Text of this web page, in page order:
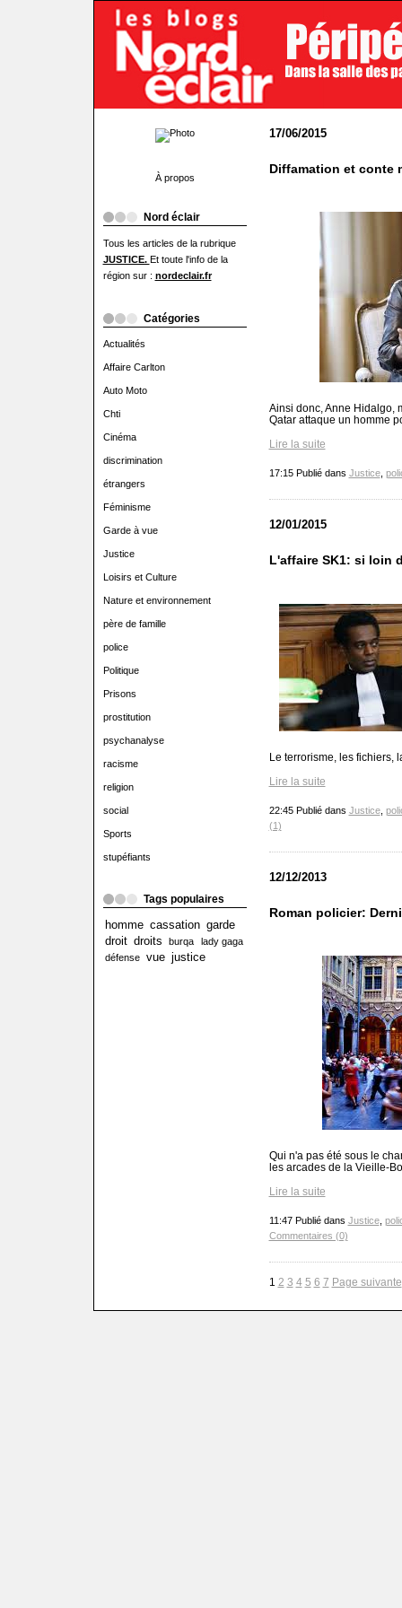
À propos
Nord éclair
Tous les articles de la rubrique
JUSTICE. Et toute l'info de la
région sur : nordeclair.fr
Catégories
Actualités
Affaire Carlton
Auto Moto
Chti
Cinéma
discrimination
étrangers
Féminisme
Garde à vue
Justice
Loisirs et Culture
Nature et environnement
père de famille
police
Politique
Prisons
prostitution
psychanalyse
racisme
religion
social
Sports
stupéfiants
Tags populaires
homme cassation garde
droit droits burqa
lady gaga
défense
vue justice
17/06/2015
Diffamation et conte
Ainsi donc, Anne Hidalgo,
Qatar attaque un homme
Lire la suite
17:15 Publié dans Justice,
12/01/2015
L'affaire SK1: si loin
Le terrorisme, les fichiers,
Lire la suite
22:45 Publié dans Justice,
(1)
12/12/2013
Roman policier:
Qui n'a pas été sous le
les arcades de la Vieille-
Lire la suite
11:47 Publié dans Justice,
Commentaires (0)
1 2 3 4 5 6 7 Page suivante